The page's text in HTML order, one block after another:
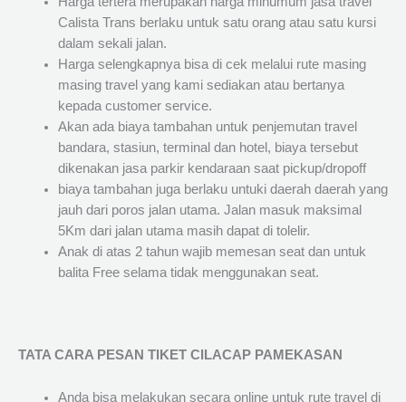
Calista Trans berlaku untuk satu orang atau satu kursi
dalam sekali jalan.
Harga selengkapnya bisa di cek melalui rute masing
masing travel yang kami sediakan atau bertanya
kepada customer service.
Akan ada biaya tambahan untuk penjemutan travel
bandara, stasiun, terminal dan hotel, biaya tersebut
dikenakan jasa parkir kendaraan saat pickup/dropoff
biaya tambahan juga berlaku untuki daerah daerah yang
jauh dari poros jalan utama. Jalan masuk maksimal
5Km dari jalan utama masih dapat di tolelir.
Anak di atas 2 tahun wajib memesan seat dan untuk
balita Free selama tidak menggunakan seat.
TATA CARA PESAN TIKET CILACAP PAMEKASAN
Anda bisa melakukan secara online untuk rute travel di